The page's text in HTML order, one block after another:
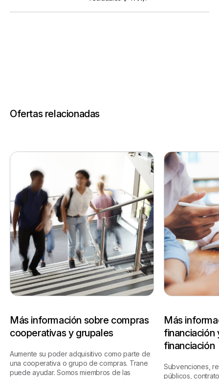
Ofertas relacionadas
Más información sobre compras
cooperativas y grupales
Aumente su poder adquisitivo como parte de
una cooperativa o grupo de compras. Trane
puede ayudar. Somos miembros de las
Más
financiación
financiación
Subvenciones,
públicos,